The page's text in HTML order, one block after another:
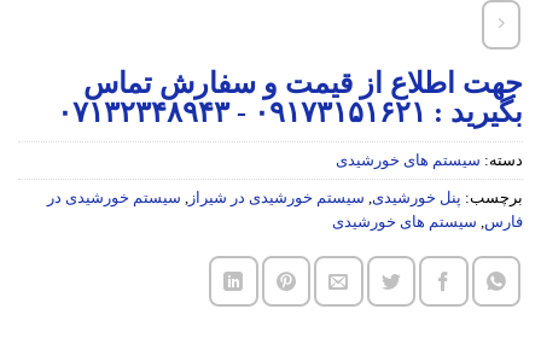
جهت اطلاع از قیمت و سفارش تماس
بگیرید : ۰۹۱۷۳۱۵۱۶۲۱ - ۰۷۱۳۲۳۴۸۹۴۳
دسته: سیستم های خورشیدی
برچسب: پنل خورشیدی, سیستم خورشیدی در شیراز , سیستم خورشیدی در
فارس, سیستم های خورشیدی